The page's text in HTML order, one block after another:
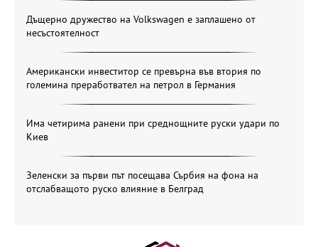
Дъщерно дружество на Volkswagen е заплашено от
несъстоятелност
Американски инвеститор се превърна във втория по
големина преработвател на петрол в Германия
Има четирима ранени при среднощните руски удари по
Киев
Зеленски за първи път посещава Сърбия на фона на
отслабващото руско влияние в Белград